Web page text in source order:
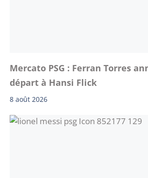
Mercato PSG : Ferran Torres
départ à Hansi Flick
8 août 2026